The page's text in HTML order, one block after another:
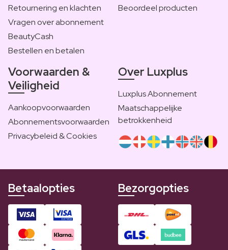
Retournering en klachten
Vragen over abonnement
BeautyCash
Bestellen en betalen
Beoordeel producten
Voorwaarden &
Veiligheid
Aankoopvoorwaarden
Abonnementsvoorwaarden
Privacybeleid & Cookies
Over Luxplus
Luxplus Abonnement
Maatschappelijke
betrokkenheid
Betaalopties Bezorgopties